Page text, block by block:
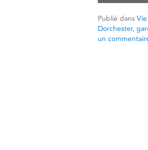
Publié dans
Dorchester,
un